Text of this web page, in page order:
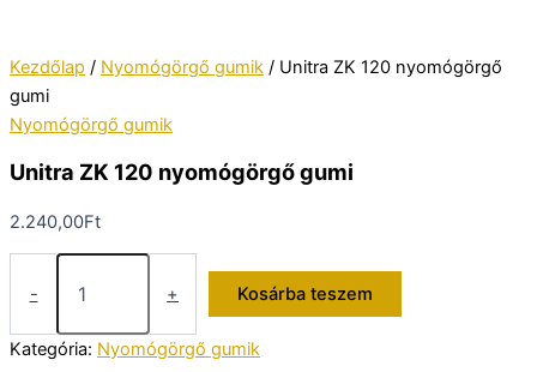
Kezdőlap / Nyomógörgő gumik / Unitra ZK 120 nyomógörgő
gumi
Nyomógörgő gumik
Unitra ZK 120 nyomógörgő gumi
2.240,00Ft
-
nyomógörgő
gumi
+ Kosárba teszem
Kategória: Nyomógörgő gumik